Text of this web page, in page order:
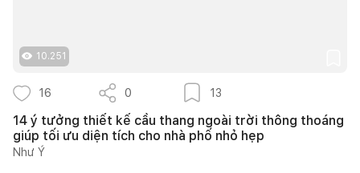
10.251
16 0 13
14 ý tưởng thiết kế cầu thang ngoài trời thông thoáng
giúp tối ưu diện tích cho nhà phố nhỏ hẹp
Như Ý